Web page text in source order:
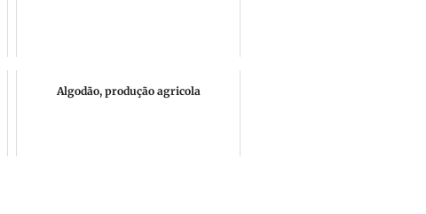
Algodão, produção agricola